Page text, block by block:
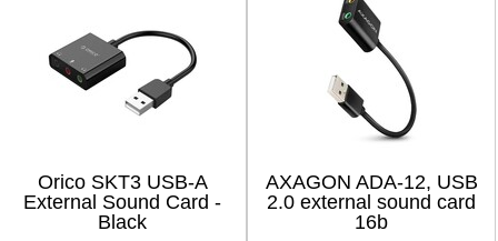
Orico SKT3 USB-A
External Sound Card -
Black
AXAGON ADA-12, USB
2.0 external sound card
16b